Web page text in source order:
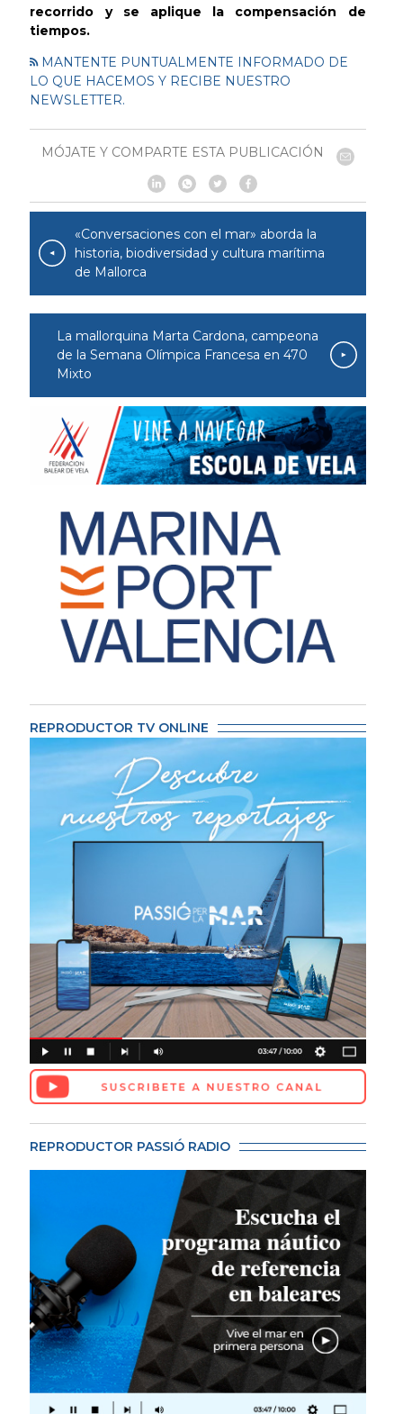
recorrido y se aplique la compensación de
tiempos.
MANTENTE PUNTUALMENTE INFORMADO DE
LO QUE HACEMOS Y RECIBE NUESTRO
NEWSLETTER.
MÓJATE Y COMPARTE ESTA PUBLICACIÓN
«Conversaciones con el mar» aborda la
historia, biodiversidad y cultura marítima
de Mallorca
La mallorquina Marta Cardona, campeona
de la Semana Olímpica Francesa en 470
Mixto
REPRODUCTOR TV ONLINE
REPRODUCTOR PASSIÓ RADIO